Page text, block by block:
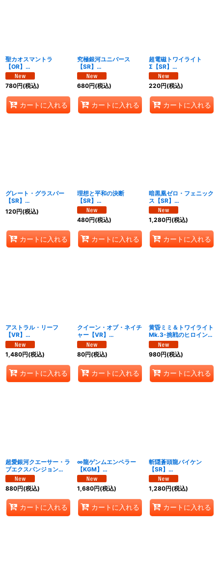
聖カオスマントラ
【OR】
{25EX1MC2/MC10}
《光》
780円(税込)
カートに入れる
究極銀河ユニバース
【SR】
{25EX1MC3/MC10}
《光》
680円(税込)
カートに入れる
超電磁トワイライト
Σ【SR】
{25EX1MC4/MC10}
《水》
220円(税込)
カートに入れる
グレート・グラスパー
【SR】
{25EX1MC5/MC10}
《自然》
120円(税込)
カートに入れる
理想と平和の決断
【SR】
{25EX1MC6/MC10}
《多》
480円(税込)
カートに入れる
暗黒凰ゼロ・フェニック
ス【SR】
{25EX1MC7/MC10}
《多》
1,280円(税込)
カートに入れる
アストラル・リーフ
【VR】
{25EX1MC8/MC10}
《水》
1,480円(税込)
カートに入れる
クイーン・オブ・ネイチ
ャー【VR】
{25EX1MC10/MC10}
《自然》
80円(税込)
カートに入れる
黄昏ミミ＆トワイライト
Mk.3-挑戦のヒロイン-
【SPR】{25EX1SPR秘
2/SPR秘5}《水》
980円(税込)
カートに入れる
超愛銀河クエーサー・ラ
ブエクスパンジョン
【SPR】{25EX1SPR秘
5/SPR秘5}《多》
880円(税込)
カートに入れる
∞龍ゲンムエンペラー
【KGM】
{25EX1PR2/PR5}
《多》
1,680円(税込)
カートに入れる
斬隠蒼頭龍バイケン
【SR】
{25EX1PR3/PR5}
《水》
1,280円(税込)
カートに入れる